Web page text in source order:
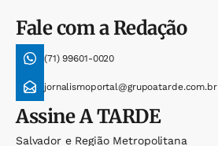
Fale com a Redação
(71) 99601-0020
jornalismoportal@grupoatarde.com.br
AssineA TARDE
Salvador e Região Metropolitana